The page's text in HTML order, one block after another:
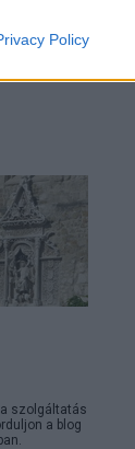
Policy
Szólj hozzá!
szolgáltatás
a blog